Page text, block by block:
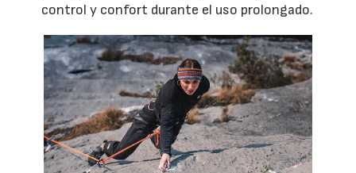
control y confort durante el uso prolongado.